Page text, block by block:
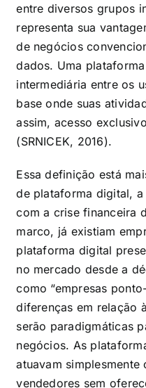
entre diversos grupos
representa sua
de negócios
dados. Uma
intermediária entre os
base onde suas
assim, acesso
(SRNICEK, 2016).
Essa definição está
de plataforma digital,
com a crise financeira
marco, já existiam
plataforma digital
no mercado desde a
como “empresas
diferenças em relação
serão paradigmáticas
negócios. As
atuavam
vendedores sem